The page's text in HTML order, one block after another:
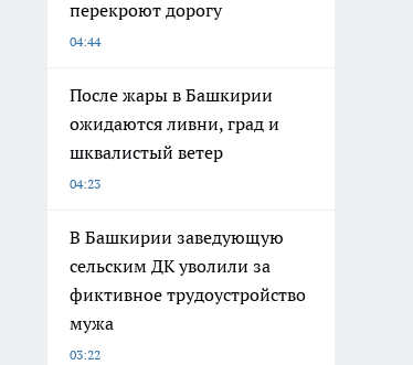
перекроют дорогу
04:44
После жары в Башкирии
ожидаются ливни, град и
шквалистый ветер
04:23
В Башкирии заведующую
сельским ДК уволили за
фиктивное трудоустройство
мужа
03:22